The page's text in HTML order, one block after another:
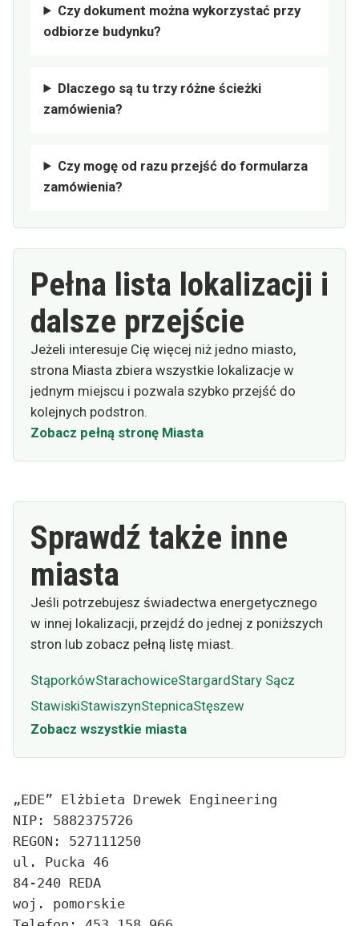
Czy dokument można wykorzystać przy
odbiorze budynku?
Dlaczego są tu trzy różne ścieżki
zamówienia?
Czy mogę od razu przejść do formularza
zamówienia?
Pełna lista lokalizacji i
dalsze przejście
Jeżeli interesuje Cię więcej niż jedno miasto,
strona Miasta zbiera wszystkie lokalizacje w
jednym miejscu i pozwala szybko przejść do
kolejnych podstron.
Zobacz pełną stronę Miasta
Sprawdź także inne
miasta
Jeśli potrzebujesz świadectwa energetycznego
w innej lokalizacji, przejdź do jednej z poniższych
stron lub zobacz pełną listę miast.
StąporkówStarachowiceStargardStary Sącz
StawiskiStawiszynStepnicaStęszew
Zobacz wszystkie miasta
„EDE” Elżbieta Drewek Engineering
NIP: 5882375726
REGON: 527111250
ul. Pucka 46
84-240 REDA
woj. pomorskie